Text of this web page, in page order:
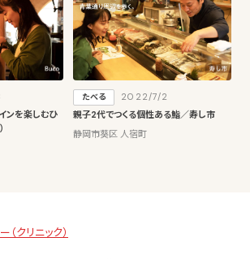
ンを楽しむひ
たべる
2022/7/2
親子2代でつくる個性ある鮨／寿し市
静岡市葵区 人宿町
クリニック）